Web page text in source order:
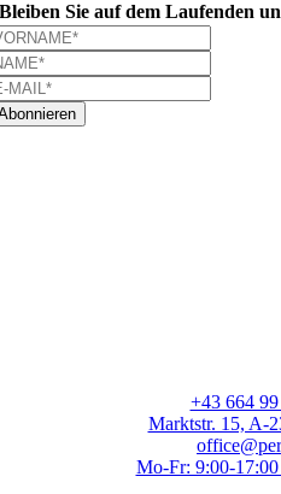
Bleiben Sie auf dem Laufenden
+43 664
Marktstr. 15, A-
Mo-Fr: 9:00-